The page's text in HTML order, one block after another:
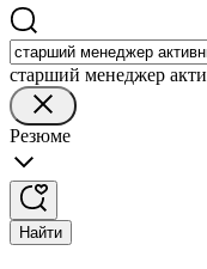
старший менеджер
Резюме
Найти